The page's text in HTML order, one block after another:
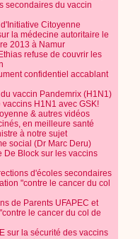
secondaires du vaccin
Citoyenne
la médecine autoritaire le
2013 à Namur
refuse de couvrir les
confidentiel accablant
vaccin Pandemrix (H1N1)
vaccins H1N1 avec GSK!
& autres vidéos
en meilleure santé
à notre sujet
social (Dr Marc Deru)
De Block sur les vaccins
d'écoles secondaires
"contre le cancer du col
de Parents UFAPEC et
le cancer du col de
sur la sécurité des vaccins